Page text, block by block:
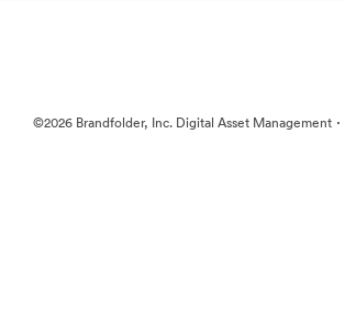
©2026 Brandfolder, Inc. Digital Asset Management ·